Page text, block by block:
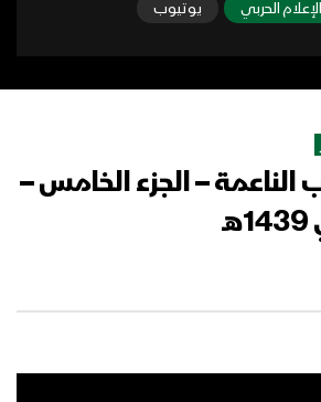
الإعلام الحربي يوتيوب
الناعمة – الجزء الخامس –